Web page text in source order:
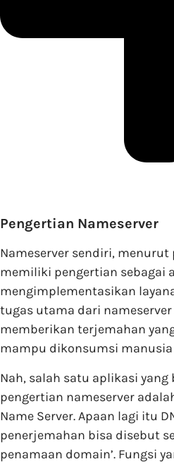
Pengertian Nameserver
Nameserver sendiri, menurut
memiliki pengertian sebagai
mengimplementasikan
tugas utama dari
memberikan terjemahan
mampu dikonsumsi
Nah, salah satu aplikasi
pengertian nameserver
Name Server. Apaan lagi itu
penerjemahan bisa disebut
penamaan domain’. Fungsi